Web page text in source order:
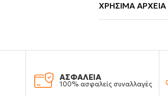
ΧΡΉΣΙΜΑ ΑΡΧΕΊΑ
ΑΣΦΑΛΕΙΑ
100% ασφαλείς συναλλαγές